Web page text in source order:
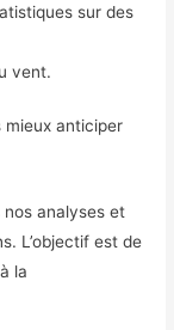
sur des
vent.
mieux anticiper
analyses et
L’objectif est de
la